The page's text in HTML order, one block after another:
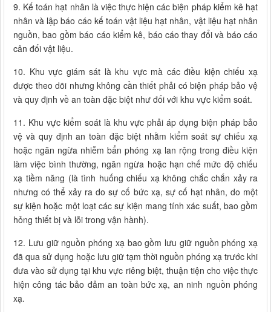
9. Kế toán hạt nhân là việc thực hiện các biện pháp kiểm kê hạt
nhân và lập báo cáo kế toán vật liệu hạt nhân, vật liệu hạt nhân
nguồn, bao gồm báo cáo kiểm kê, báo cáo thay đổi và báo cáo
cân đối vật liệu.
10. Khu vực giám sát là khu vực mà các điều kiện chiếu xạ
được theo dõi nhưng không cần thiết phải có biện pháp bảo vệ
và quy định về an toàn đặc biệt như đối với khu vực kiểm soát.
11. Khu vực kiểm soát là khu vực phải áp dụng biện pháp bảo
vệ và quy định an toàn đặc biệt nhằm kiểm soát sự chiếu xạ
hoặc ngăn ngừa nhiễm bẩn phóng xạ lan rộng trong điều kiện
làm việc bình thường, ngăn ngừa hoặc hạn chế mức độ chiếu
xạ tiềm năng (là tình huống chiếu xạ không chắc chắn xảy ra
nhưng có thể xảy ra do sự cố bức xạ, sự cố hạt nhân, do một
sự kiện hoặc một loạt các sự kiện mang tính xác suất, bao gồm
hỏng thiết bị và lỗi trong vận hành).
12. Lưu giữ nguồn phóng xạ bao gồm lưu giữ nguồn phóng xạ
đã qua sử dụng hoặc lưu giữ tạm thời nguồn phóng xạ trước khi
đưa vào sử dụng tại khu vực riêng biệt, thuận tiện cho việc thực
hiện công tác bảo đảm an toàn bức xạ, an ninh nguồn phóng
xạ.